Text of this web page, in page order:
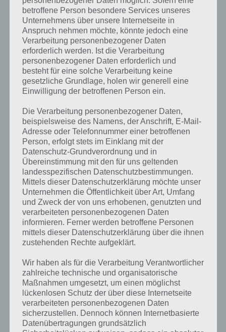
gesucht? Schaue inunsere
Komplettlösung zur App! Dort
kannst du mit der Suche
schnell die Antworten und
Lösungen der über 300 Level
finden!
Du findest Lösungen auch ohne unsere Hilfe, indem du in der App
Münzen einsetzt. Da diese jedoch begrenzt sind, hast du hier stets
die Möglichkeit alle Antworten zu finden!
Die obige Lösung stimmt leider nicht mehr?
Wenn die Lösung, die wir dir oben French Open vorgestellt haben,
nicht mehr aktuell sein sollte oder ein Wort in der Lösung von 94
Prozent fehlt, so teile uns die korrekten Lösungen einfach in den
Kommentaren mit. Nur so können wir stets die aktuellen Antworten
auf die zahlreichen Fragen und Sachverhalte in der App geben. Da
Darum geht es bei 94%
Was ist 94%? In der App 94% musst du auf Basis eines Bildes oder
einer Aussage die Antworten herausfinden, die von anderen Spielern
am häufigsten genannt worden sind. Nur so kannst du das nächste
betroffene Person besondere Services unseres
Unternehmens über unsere Internetseite in
Anspruch nehmen möchte, könnte jedoch eine
Verarbeitung personenbezogener Daten
erforderlich werden. Ist die Verarbeitung
personenbezogener Daten erforderlich und
besteht für eine solche Verarbeitung keine
gesetzliche Grundlage, holen wir generell eine
Einwilligung der betroffenen Person ein.
Die Verarbeitung personenbezogener Daten,
beispielsweise des Namens, der Anschrift, E-Mail-
Adresse oder Telefonnummer einer betroffenen
Person, erfolgt stets im Einklang mit der
Datenschutz-Grundverordnung und in
Übereinstimmung mit den für uns geltenden
landesspezifischen Datenschutzbestimmungen.
Mittels dieser Datenschutzerklärung möchte unser
Unternehmen die Öffentlichkeit über Art, Umfang
und Zweck der von uns erhobenen, genutzten und
verarbeiteten personenbezogenen Daten
informieren. Ferner werden betroffene Personen
mittels dieser Datenschutzerklärung über die ihnen
zustehenden Rechte aufgeklärt.
Wir haben als für die Verarbeitung Verantwortlicher
zahlreiche technische und organisatorische
Maßnahmen umgesetzt, um einen möglichst
lückenlosen Schutz der über diese Internetseite
verarbeiteten personenbezogenen Daten
sicherzustellen. Dennoch können Internetbasierte
Datenübertragungen grundsätzlich